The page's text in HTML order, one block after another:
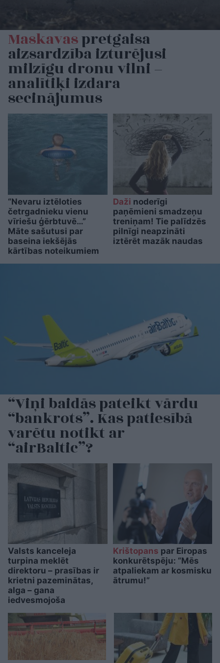
Maskavaspretgaisa
aizsardzība izturējusi
milzīgu dronu vilni –
analītiķi izdara
secinājumus
“Nevaru iztēloties
četrgadnieku vienu
vīriešu ģērbtuvē…”
Māte sašutusi par
baseina iekšējās
kārtības noteikumiem
Daži noderīgi
paņēmieni smadzeņu
treniņam! Tie palīdzēs
pilnīgi neapzināti
iztērēt mazāk naudas
“Viņi baidās pateikt vārdu
“bankrots”. Kas patiesībā
varētu notikt ar
“airBaltic”?
Valsts kanceleja
turpina meklēt
direktoru – prasības ir
krietni pazeminātas,
alga – gana
iedvesmojoša
Krištopans par Eiropas
konkurētspēju: “Mēs
atpaliekam ar kosmisku
ātrumu!”